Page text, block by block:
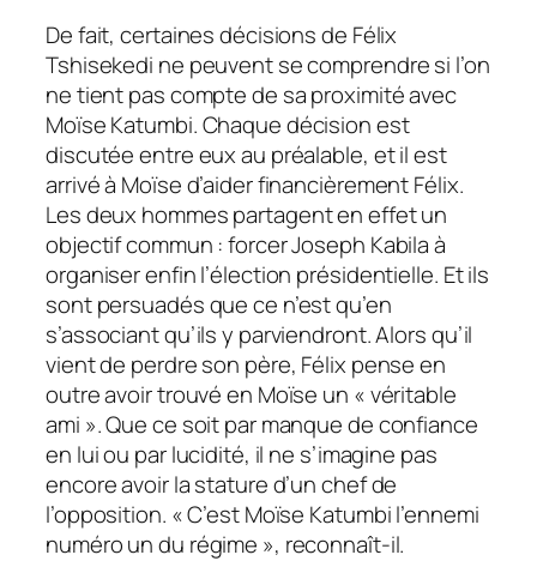
De fait, certaines décisions de Félix
Tshisekedi ne peuvent se comprendre si l’on
ne tient pas compte de sa proximité avec
Moïse Katumbi. Chaque décision est
discutée entre eux au préalable, et il est
arrivé à Moïse d’aider financièrement Félix.
Les deux hommes partagent en effet un
objectif commun : forcer Joseph Kabila à
organiser enfin l’élection présidentielle. Et ils
sont persuadés que ce n’est qu’en
s’associant qu’ils y parviendront. Alors qu’il
vient de perdre son père, Félix pense en
outre avoir trouvé en Moïse un « véritable
ami ». Que ce soit par manque de confiance
en lui ou par lucidité, il ne s’imagine pas
encore avoir la stature d’un chef de
l’opposition. « C’est Moïse Katumbi l’ennemi
numéro un du régime », reconnaît-il.